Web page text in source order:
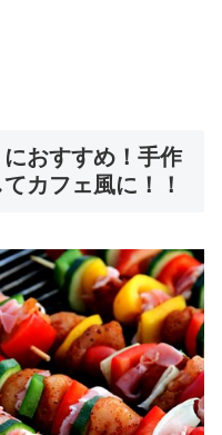
おすすめ！手作
カフェ風に！！